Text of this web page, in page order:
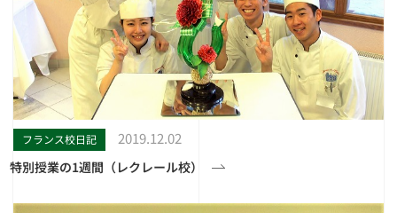
フランス校日記 2019.12.02
特別授業の1週間（レクレール校）